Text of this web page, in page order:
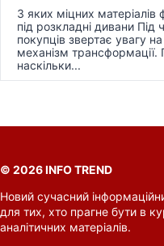
З яких міцних
під розкладні дивани Під
покупців звертає увагу
механізм
наскільки...
© 2026 INFO TREND
Новий сучасний
для тих, хто прагне бути в
аналітичних матеріалів.